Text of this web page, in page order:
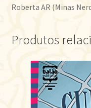
Roberta AR (Minas
Produtos